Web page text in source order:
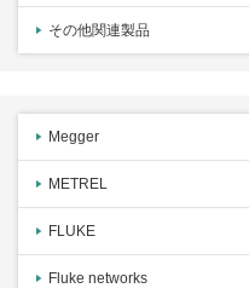
その他関連製品
Megger
METREL
FLUKE
Fluke networks